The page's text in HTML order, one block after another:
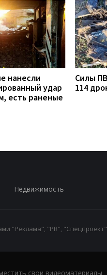
нанесли
удар
есть раненые
Силы
114
Недвижимость
"Реклама", "PR",
свои видеоматериалы